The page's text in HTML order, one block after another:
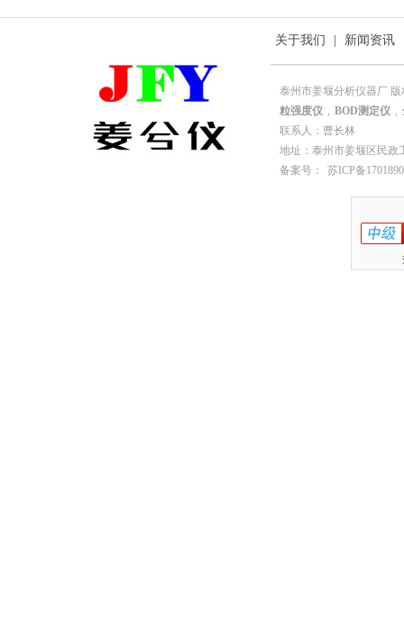
关于我们 新闻资讯
泰州市姜堰分析仪器厂
粒强度仪 , BOD测定仪 ,
联系人：曹长林
地址：泰州市姜堰区民政
备案号：
苏ICP备